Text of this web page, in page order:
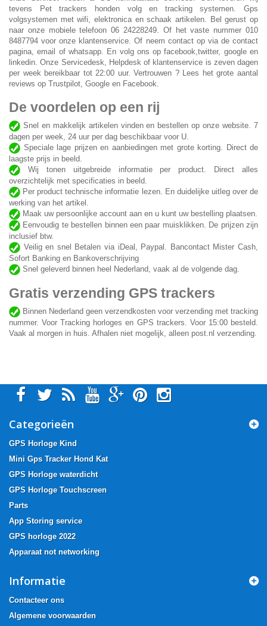
tevens Pet trackers honden volg en tracking systemen. Gps
volgsystemen met wifi, elektronica en schaak artikelen. Bel gerust op
naar onze mobiele telefoon 06 24228249. Of het vaste nummer 010
8487794 voor onze klantenservice. Of neem contact op via de contact
pagina, email of whatsapp. En volg ons op facebook,twitter, google en
linkedin. Onze Servicedesk, Helpdesk of klantenservice is zeven dagen
per week bereikbaar tot 22:00 uur. Vertrouwen ? Lees het grote aantal
reviews op Trustpilot, Google en Facebook.
De voordelen op een rij
Snel en makkelijk artikelen vinden en bestellen op onze website. 7
dagen per week, 24 uur per dag beschikbaar voor U.
Speciale lage prijzen en aanbiedingen met grote korting. Direct de
laagste prijs in beeld.
Wij tonen uitgebreide informatie per product. Direct alles
overzichtelijk met specificaties in beeld.
Per product technische informatie lezen. En duidelijke uitleg over de
werking van het artikel.
Maak uw persoonlijke account aan en u kunt uw bestelling plaatsen.
Eenvoudig te bestellen binnen een paar muisklikken. De prijzen zijn
inclusief btw.
Veilig en snel Betalen via iDeal, Paypal. Bancontact Mister Cash,
Sofort Banking en Bankoverschrijving
Snel geleverd binnen heel Nederland, vaak al de volgende dag.
Gratis verzending GPS trackers
Binnen Nederland geen verzendkosten voor verzending met tracking
nummer. Voor Tracking horloges en GPS trackers. Voor 15:00 besteld.
Vaak al morgen in huis. Afhalen niet mogelijk, alleen post.nl verzending.
Categorieën
GPS Horloge Kind
Mini Gps Tracker Hond Kat
GPS Horloge waterdicht
GPS Horloge Touchscreen
Parts
App Storing service
GPS horloge 2022
Apparaat not networking
Informatie
Contacteer ons
Algemene voorwaarden